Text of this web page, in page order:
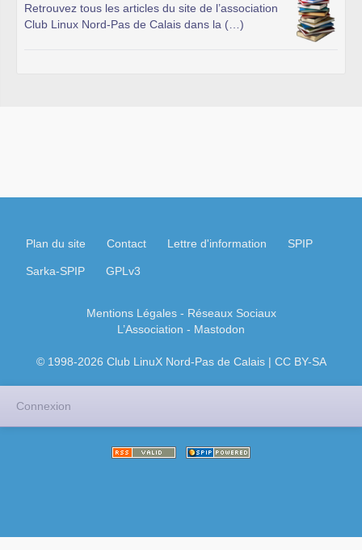
Retrouvez tous les articles du site de l’association
Club Linux Nord-Pas de Calais dans la (…)
Plan du site Contact Lettre d'information SPIP
Sarka-SPIP GPLv3
Mentions Légales- Réseaux Sociaux
L’Association - Mastodon
© 1998-2026 Club LinuX Nord-Pas de Calais | CC BY-SA
Connexion